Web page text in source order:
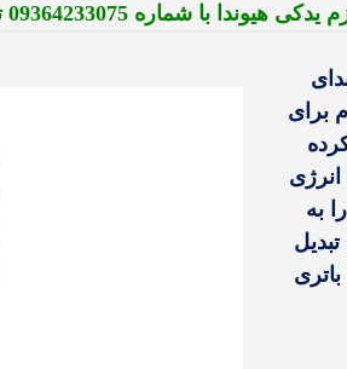
با شماره 09364233075 تماس بگیرید
برای
به